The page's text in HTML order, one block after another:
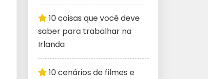
10 coisas que você deve
saber para trabalhar na
Irlanda
10 cenários de filmes e